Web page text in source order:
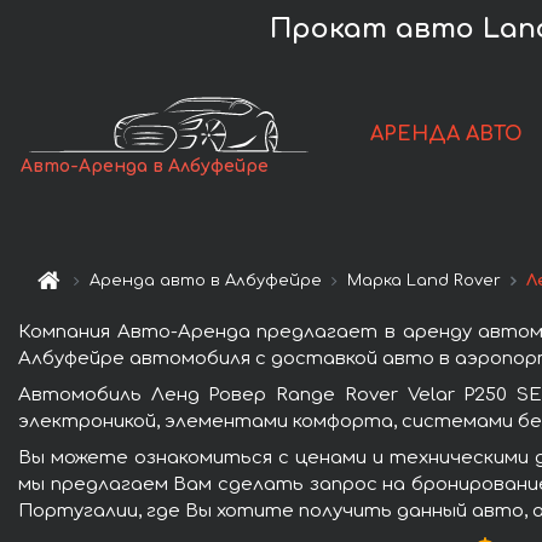
Прокат авто
Авто-Аренда в Албуфейре
АРЕНДА АВТО
Аренда авто в Албуфейре Марка Land Rover
Компания Авто-Аренда предлагает в аренду
Албуфейре автомобиля с доставкой авто в
Автомобиль Ленд Ровер Range Rover Velar P250
электроникой, элементами комфорта, системами
Вы можете ознакомиться с ценами и техническими
мы предлагаем Вам сделать запрос на
Португалии, где Вы хотите получить данный